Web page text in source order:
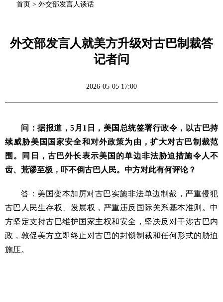
首页 > 外交部发言人谈话
外交部发言人就美方升级对古巴制裁答
记者问
2026-05-05 17:00
问：据报道，5月1日，美国总统签署行政令，以古巴持
续威胁美国国家安全和对外政策为由，扩大对古巴制裁范
围。同日，古巴外长表示美国的单边非法胁迫措施令人不
齿、荒谬至极，吓不倒古巴人民。中方对此有何评论？
答：美国变本加厉对古巴实施非法单边制裁，严重侵犯
古巴人民生存权、发展权，严重违反国际关系基本准则。中
方坚定支持古巴维护国家主权和安全，坚决反对干涉古巴内
政，敦促美方立即终止对古巴的封锁制裁和任何形式的胁迫
施压。